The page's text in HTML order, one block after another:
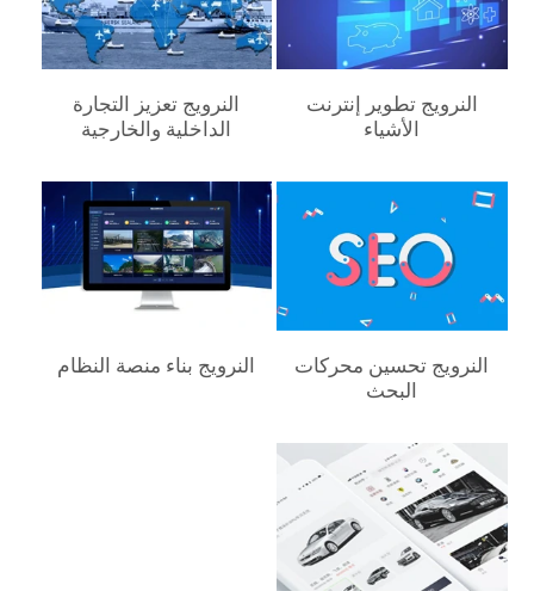
النرويج‎ تطوير إنترنت
الأشياء
النرويج‎ تعزيز التجارة
الداخلية والخارجية
النرويج‎ تحسين محركات
البحث
النرويج‎ بناء منصة النظام